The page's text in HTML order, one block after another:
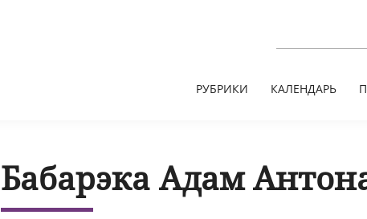
РУБРИКИ КАЛЕНДАРЬ
Бабарэка Адам